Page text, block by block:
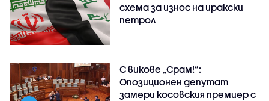
схема за износ на иракски
петрол
С викове „Срам!“:
Опозиционен депутат
замери косовския премиер с